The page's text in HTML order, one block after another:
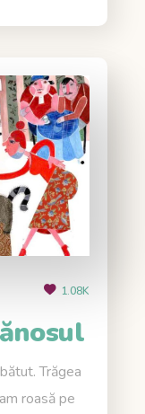
1.08K
Trăgea
roasă pe